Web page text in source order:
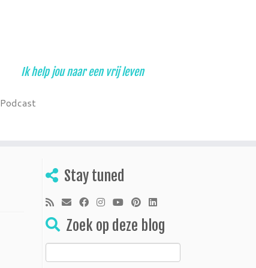
Ik help jou naar een vrij leven
Podcast
Stay tuned
Zoek op deze blog
Zoeken
naar: